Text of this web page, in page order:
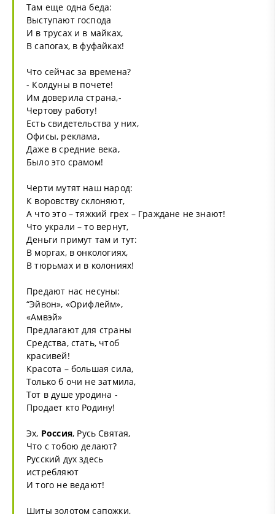
Там еще одна беда:
Выступают господа
И в трусах и в майках,
В сапогах, в фуфайках!
Что сейчас за времена?
- Колдуны в почете!
Им доверила страна,-
Чертову работу!
Есть свидетельства у них,
Офисы, реклама,
Даже в средние века,
Было это срамом!
Черти мутят наш народ:
К воровству склоняют,
А что это – тяжкий грех – Граждане не знают!
Что украли – то вернут,
Деньги примут там и тут:
В моргах, в онкологиях,
В тюрьмах и в колониях!
Предают нас несуны:
“Эйвон», «Орифлейм»,
«Амвэй»
Предлагают для страны
Средства, стать, чтоб
красивей!
Красота – большая сила,
Только б очи не затмила,
Тот в душе уродина -
Продает кто Родину!
Эх, Россия, Русь Святая,
Что с тобою делают?
Русский дух здесь
истребляют
И того не ведают!
Шиты золотом сапожки,